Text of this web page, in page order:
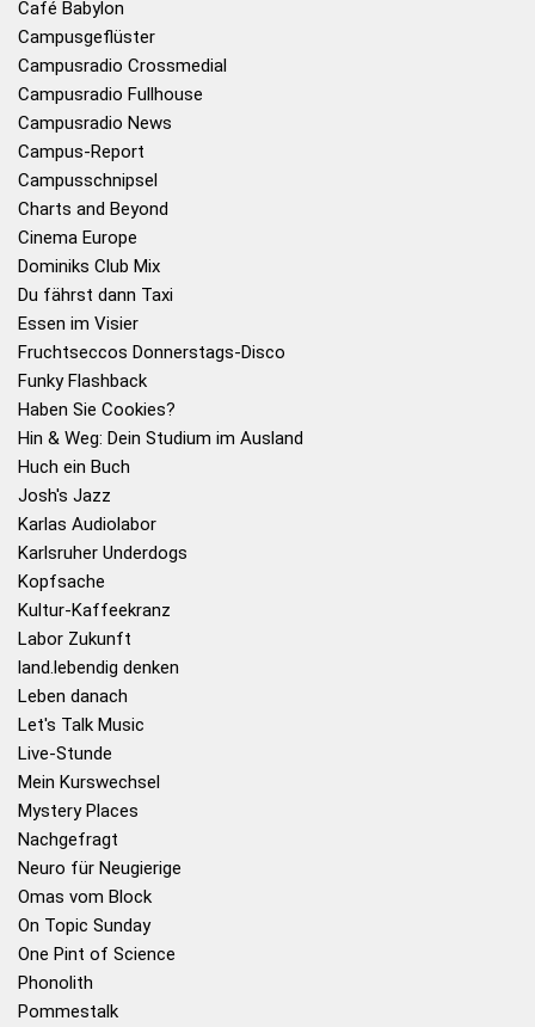
Café Babylon
Campusgeflüster
Campusradio Crossmedial
Campusradio Fullhouse
Campusradio News
Campus-Report
Campusschnipsel
Charts and Beyond
Cinema Europe
Dominiks Club Mix
Du fährst dann Taxi
Essen im Visier
Fruchtseccos Donnerstags-Disco
Funky Flashback
Haben Sie Cookies?
Hin & Weg: Dein Studium im Ausland
Huch ein Buch
Josh's Jazz
Karlas Audiolabor
Karlsruher Underdogs
Kopfsache
Kultur-Kaffeekranz
Labor Zukunft
land.lebendig denken
Leben danach
Let's Talk Music
Live-Stunde
Mein Kurswechsel
Mystery Places
Nachgefragt
Neuro für Neugierige
Omas vom Block
On Topic Sunday
One Pint of Science
Phonolith
Pommestalk